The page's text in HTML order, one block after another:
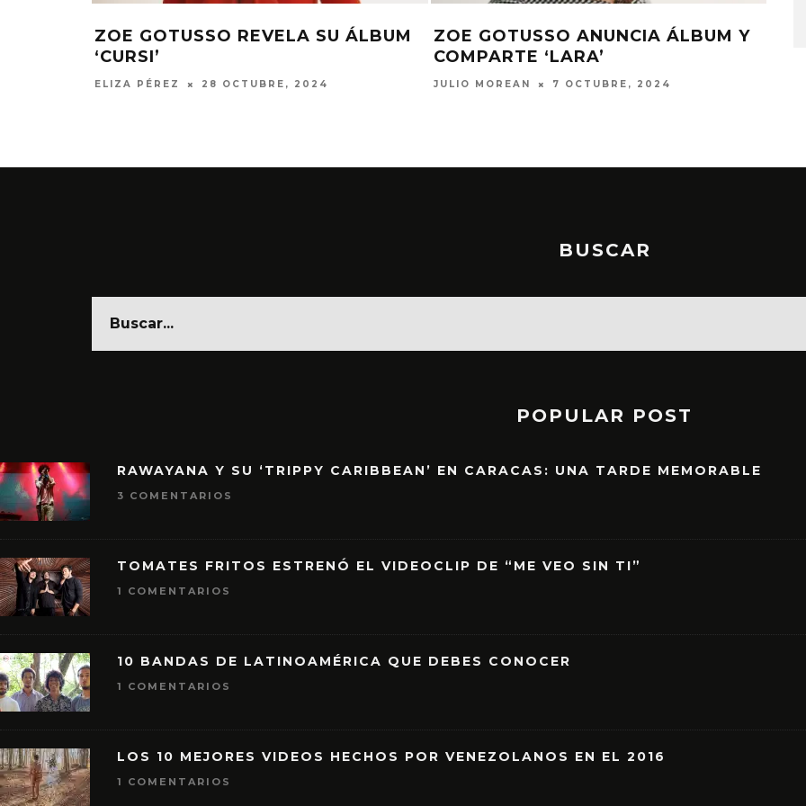
ZOE GOTUSSO REVELA SU ÁLBUM
‘CURSI’
ELIZA PÉREZ 28 OCTUBRE, 2024
ZOE GOTUSSO ANUNCIA ÁLBUM Y
COMPARTE ‘LARA’
JULIO MOREAN 7 OCTUBRE, 2024
BUSCAR
POPULAR POST
RAWAYANA Y SU ‘TRIPPY CARIBBEAN’ EN CARACAS: UNA TARDE MEMORABLE
3 COMENTARIOS
TOMATES FRITOS ESTRENÓ EL VIDEOCLIP DE “ME VEO SIN TI”
1 COMENTARIOS
10 BANDAS DE LATINOAMÉRICA QUE DEBES CONOCER
1 COMENTARIOS
LOS 10 MEJORES VIDEOS HECHOS POR VENEZOLANOS EN EL 2016
1 COMENTARIOS